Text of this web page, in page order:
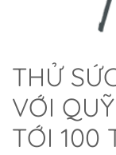
THỬ
VỚI
TỚI 100